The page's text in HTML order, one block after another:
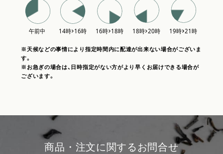
※天候などの事情により指定時間内に配達が出来ない場合がございま
す。
※お急ぎの場合は、日時指定がない方がより早くお届けできる場合が
ございます。
商品・注文に関するお問合せ